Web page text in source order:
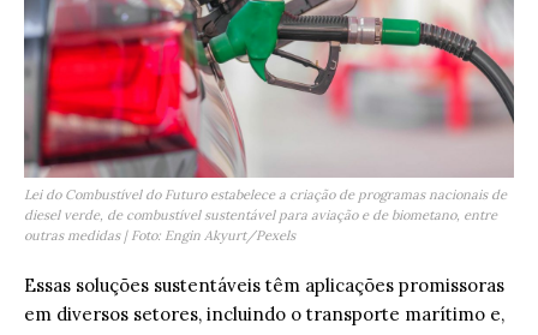
Lei do Combustível do Futuro estabelece a criação de programas nacionais de
diesel verde, de combustível sustentável para aviação e de biometano, entre
outras medidas | Foto: Engin Akyurt/Pexels
Essas soluções sustentáveis têm aplicações promissoras
em diversos setores, incluindo o transporte marítimo e,